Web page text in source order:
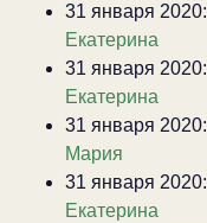
31 января 2020:
Екатерина
31 января 2020:
Екатерина
31 января 2020:
Мария
31 января 2020:
Екатерина